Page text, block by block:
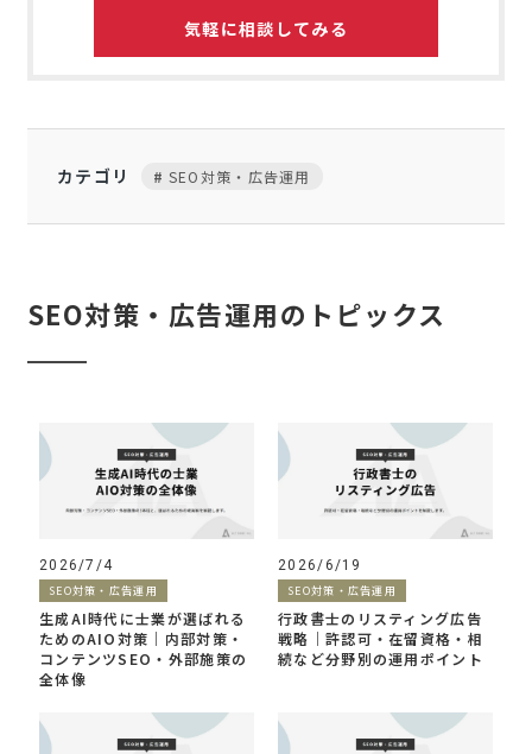
気軽に相談してみる
カテゴリ SEO対策・広告運用
SEO対策・広告運用のトピックス
2026/7/4
SEO対策・広告運用
生成AI時代に士業が選ばれる
ためのAIO対策｜内部対策・
コンテンツSEO・外部施策の
全体像
2026/6/19
SEO対策・広告運用
行政書士のリスティング広告
戦略｜許認可・在留資格・相
続など分野別の運用ポイント